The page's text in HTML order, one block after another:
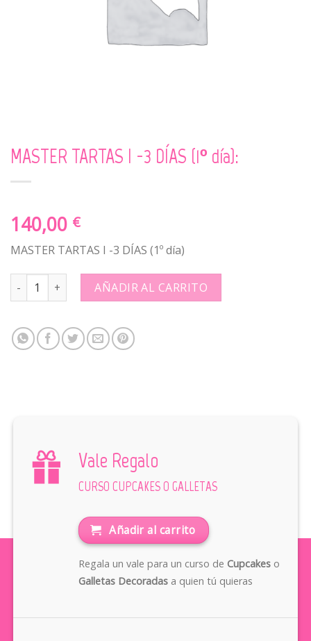
MASTER TARTAS I -3 DÍAS (1º día):
140,00 €
MASTER TARTAS I -3 DÍAS (1º día)
MASTER TARTAS I -3 DÍAS (1º día): quantity
AÑADIR AL CARRITO
Vale Regalo
CURSO CUPCAKES O GALLETAS
Añadir al carrito
Regala un vale para un curso de Cupcakeso
Galletas Decoradasa quien tú quieras